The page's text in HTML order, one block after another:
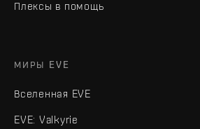
Плексы в помощь
МИРЫ EVE
Вселенная EVE
EVE: Valkyrie